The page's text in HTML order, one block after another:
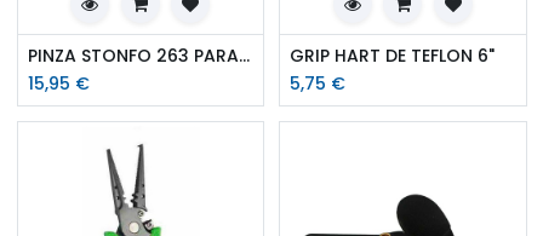
PINZA STONFO 263 PARA CURRI
15,95 €
GRIP HART DE TEFLON 6"
5,75 €